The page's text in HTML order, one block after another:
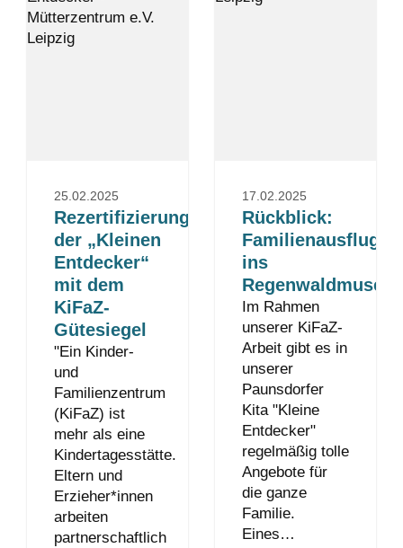
25.02.2025
Rezertifizierung
der „Kleinen
Entdecker“
mit dem
KiFaZ-
Gütesiegel
"Ein Kinder-
und
Familienzentrum
(KiFaZ) ist
mehr als eine
Kindertagesstätte.
Eltern und
Erzieher*innen
arbeiten
partnerschaftlich
17.02.2025
Rückblick:
Familienausflug
ins
Im Rahmen
unserer KiFaZ-
Arbeit gibt es in
unserer
Paunsdorfer
Kita "Kleine
Entdecker"
regelmäßig tolle
Angebote für
die ganze
Familie.
Eines…